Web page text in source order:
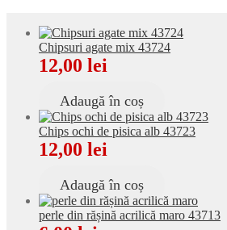
Chipsuri agate mix 43724
12,00 lei
Adaugă în coș
Chips ochi de pisica alb 43723
12,00 lei
Adaugă în coș
perle din rășină acrilică maro 43713